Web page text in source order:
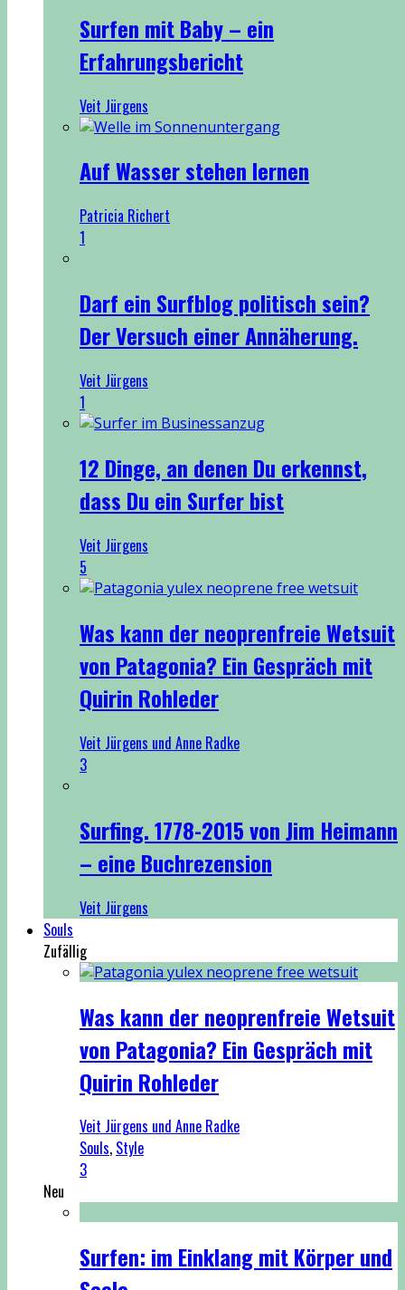
Surfen mit Baby – ein
Erfahrungsbericht
Veit Jürgens
Auf Wasser stehen lernen
Patricia Richert
1
Darf ein Surfblog politisch sein?
Der Versuch einer Annäherung.
Veit Jürgens
1
12 Dinge, an denen Du erkennst,
dass Du ein Surfer bist
Veit Jürgens
5
Was kann der neoprenfreie Wetsuit
von Patagonia? Ein Gespräch mit
Quirin Rohleder
Veit Jürgens und Anne Radke
3
Surfing. 1778-2015 von Jim Heimann
– eine Buchrezension
Veit Jürgens
Souls
Zufällig
Was kann der neoprenfreie Wetsuit
von Patagonia? Ein Gespräch mit
Quirin Rohleder
Veit Jürgens und Anne Radke
Souls, Style
3
Neu
Surfen: im Einklang mit Körper und